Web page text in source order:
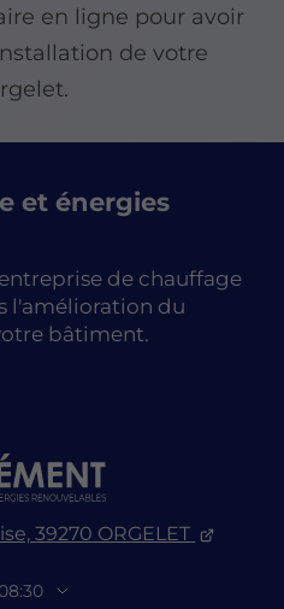
en ligne pour avoir
de votre
39270 ORGELET
et énergies
de chauffage
l'amélioration du
bâtiment.